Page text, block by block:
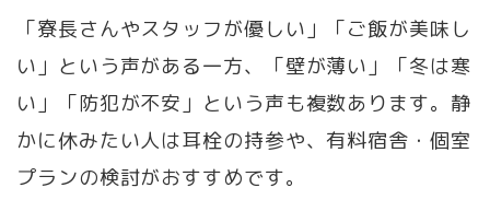
「寮長さんやスタッフが優しい」「ご飯が美味し
い」という声がある一方、「壁が薄い」「冬は寒
い」「防犯が不安」という声も複数あります。静
かに休みたい人は耳栓の持参や、有料宿舎・個室
プランの検討がおすすめです。